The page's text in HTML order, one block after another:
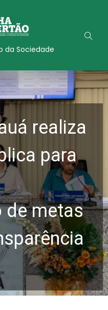
da Sociedade
realiza
para
de metas